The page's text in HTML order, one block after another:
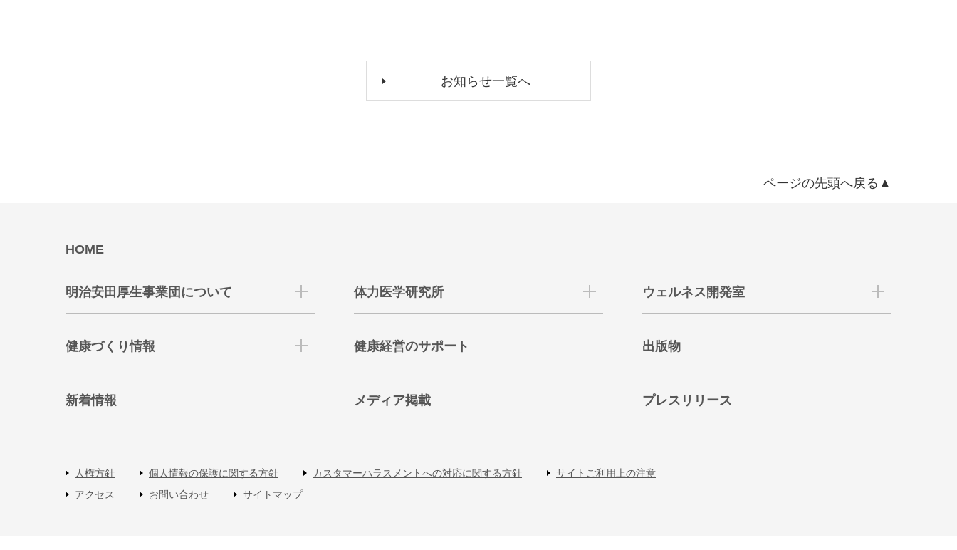
お知らせ一覧へ
ページの先頭へ戻る▲
HOME
明治安田厚生事業団について 体力医学研究所 ウェルネス開発室
健康づくり情報 健康経営のサポート 出版物
新着情報 メディア掲載 プレスリリース
人権方針 個人情報の保護に関する方針 カスタマーハラスメントへの対応に関する方針
サイトご利用上の注意
アクセス
お問い合わせ サイトマップ